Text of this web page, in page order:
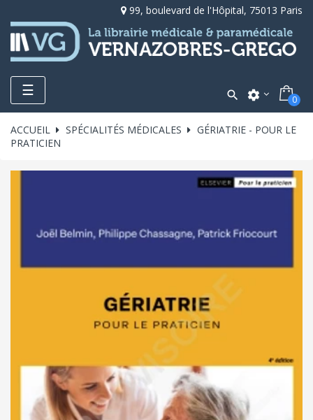
99, boulevard de l'Hôpital, 75013 Paris
Toggle
navigation
☰  settings 0
ACCUEIL SPÉCIALITÉS MÉDICALES
GÉRIATRIE - POUR LE
PRATICIEN